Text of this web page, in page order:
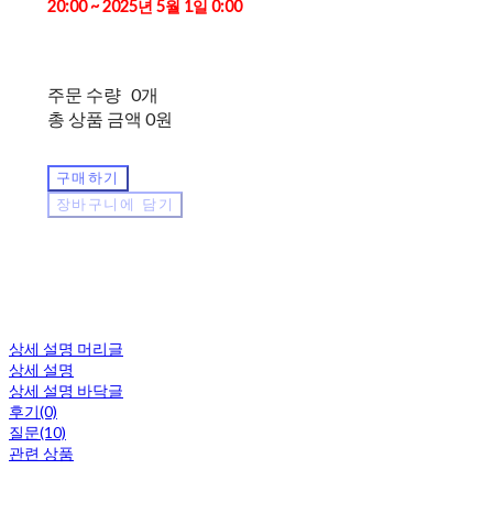
20:00 ~ 2025년 5월 1일 0:00
주문 수량 0개
총 상품 금액 0원
구매하기
장바구니에 담기
상세 설명 머리글
상세 설명
상세 설명 바닥글
후기(0)
질문(10)
관련 상품